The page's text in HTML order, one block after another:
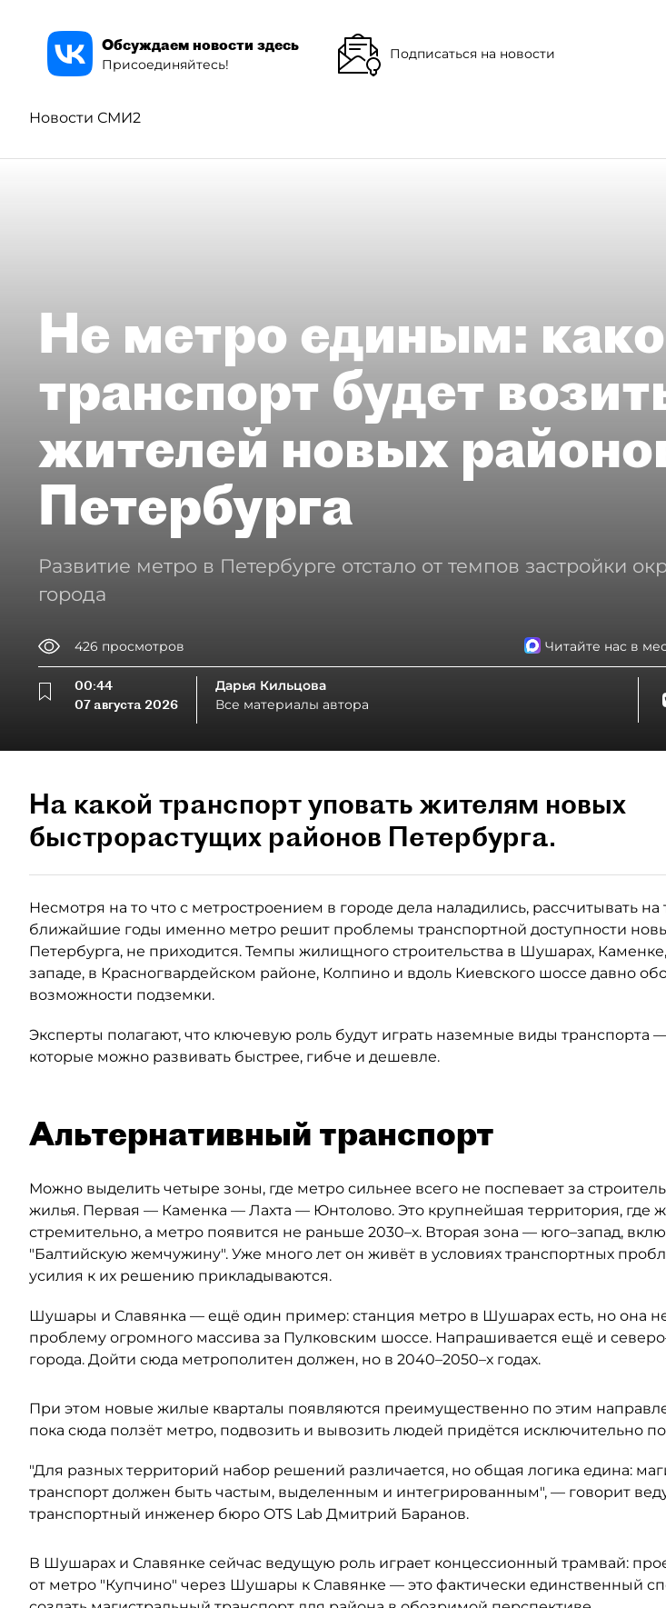
Обсуждаем новости здесь
Присоединяйтесь!
Подписаться на новости
Новости СМИ2
Не метро единым:
транспорт будет
жителей новых
Петербурга
Развитие метро в Петербурге отстало от темпов застройки
города
426 просмотров Читайте нас в
00:44
07 августа 2026
Дарья Кильцова
Все материалы автора
На какой транспорт уповать жителям новых
быстрорастущих районов Петербурга.
Несмотря на то что с метростроением в городе дела наладились, рассчитывать на
ближайшие годы именно метро решит проблемы транспортной доступности
Петербурга, не приходится. Темпы жилищного строительства в Шушарах,
западе, в Красногвардейском районе, Колпино и вдоль Киевского шоссе давно
возможности подземки.
Эксперты полагают, что ключевую роль будут играть наземные виды транспорта
которые можно развивать быстрее, гибче и дешевле.
Альтернативный транспорт
Можно выделить четыре зоны, где метро сильнее всего не поспевает за
жилья. Первая — Каменка — Лахта — Юнтолово. Это крупнейшая территория, где
стремительно, а метро появится не раньше 2030–х. Вторая зона — юго–запад,
"Балтийскую жемчужину". Уже много лет он живёт в условиях транспортных
усилия к их решению прикладываются.
Шушары и Славянка — ещё один пример: станция метро в Шушарах есть, но она
проблему огромного массива за Пулковским шоссе. Напрашивается ещё и
города. Дойти сюда метрополитен должен, но в 2040–2050–х годах.
При этом новые жилые кварталы появляются преимущественно по этим
пока сюда ползёт метро, подвозить и вывозить людей придётся исключительно
"Для разных территорий набор решений различается, но общая логика едина:
транспорт должен быть частым, выделенным и интегрированным", — говорит
транспортный инженер бюро OTS Lab Дмитрий Баранов.
В Шушарах и Славянке сейчас ведущую роль играет концессионный трамвай:
от метро "Купчино" через Шушары к Славянке — это фактически единственный